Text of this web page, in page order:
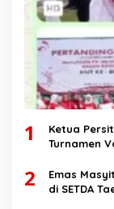
1
Ketua
Turnamen
2
Emas
di SETDA